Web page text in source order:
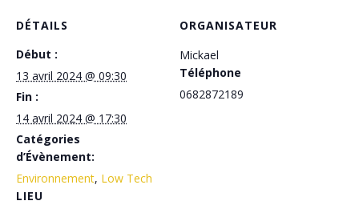
DÉTAILS
Début :
13 avril 2024 @ 09:30
Fin :
14 avril 2024 @ 17:30
Catégories
d’Évènement:
Environnement, Low Tech
LIEU
ORGANISATEUR
Mickael
Téléphone
0682872189